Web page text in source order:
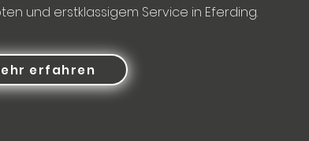
und erstklassigem Service in Eferding.
erfahren